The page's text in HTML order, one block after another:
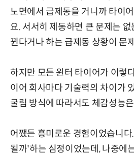
노면에서 급제동을 거니까 타이
요. 서서히 제동하면 큰 문제는
뀐다거나 하는 급제동 상황이 문
하지만 모든 윈터 타이어가 이렇
이어 회사마다 기술력의 차이가
굴림 방식에 따라서도 체감성능
어쨌든 흥미로운 경험이었습니
될까'하는 심정이었는데, 나중에